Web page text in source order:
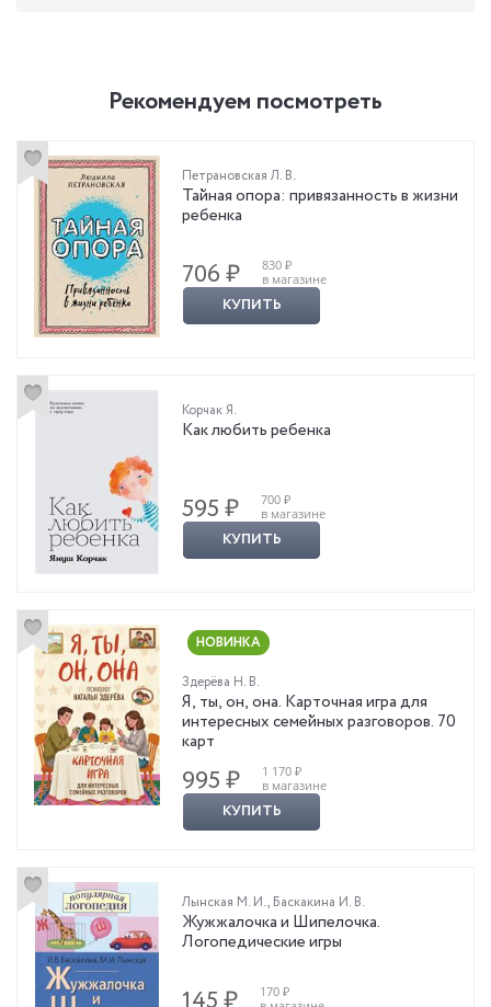
Рекомендуем посмотреть
Петрановская Л. В.
Тайная опора: привязанность в жизни
ребенка
706 ₽
830 ₽
в магазине
КУПИТЬ
Корчак Я.
Как любить ребенка
595 ₽
700 ₽
в магазине
КУПИТЬ
НОВИНКА
Здерёва Н. В.
Я, ты, он, она. Карточная игра для
интересных семейных разговоров. 70
карт
995 ₽
1 170 ₽
в магазине
КУПИТЬ
Лынская М. И., Баскакина И. В.
Жужжалочка и Шипелочка.
Логопедические игры
170 ₽